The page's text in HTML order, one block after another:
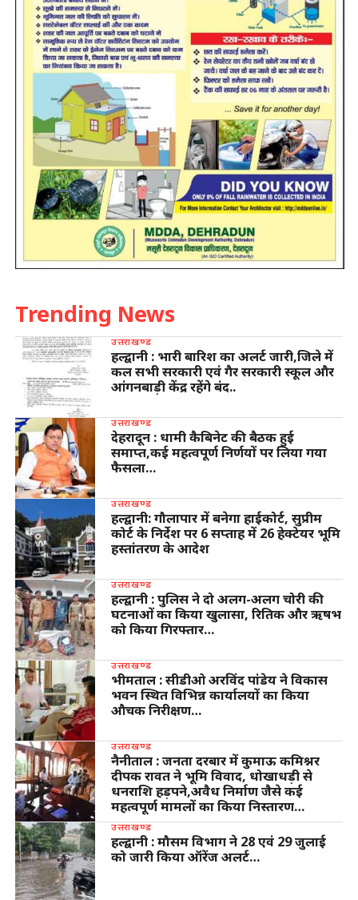
Trending News
उत्तराखण्ड
हल्द्वानी : भारी बारिश का अलर्ट जारी,जिले में
कल सभी सरकारी एवं गैर सरकारी स्कूल और
आंगनबाड़ी केंद्र रहेंगे बंद..
उत्तराखण्ड
देहरादून : धामी कैबिनेट की बैठक हुई
समाप्त,कई महत्वपूर्ण निर्णयों पर लिया गया
फैसला…
उत्तराखण्ड
हल्द्वानी: गौलापार में बनेगा हाईकोर्ट, सुप्रीम
कोर्ट के निर्देश पर 6 सप्ताह में 26 हेक्टेयर भूमि
हस्तांतरण के आदेश
उत्तराखण्ड
हल्द्वानी : पुलिस ने दो अलग-अलग चोरी की
घटनाओं का किया खुलासा, रितिक और ऋषभ
को किया गिरफ्तार…
उत्तराखण्ड
भीमताल : सीडीओ अरविंद पांडेय ने विकास
भवन स्थित विभिन्न कार्यालयों का किया
औचक निरीक्षण…
उत्तराखण्ड
नैनीताल : जनता दरबार में कुमाऊ कमिश्नर
दीपक रावत ने भूमि विवाद, धोखाधड़ी से
धनराशि हड़पने,अवैध निर्माण जैसे कई
महत्वपूर्ण मामलों का किया निस्तारण…
उत्तराखण्ड
हल्द्वानी : मौसम विभाग ने 28 एवं 29 जुलाई
को जारी किया ऑरेंज अलर्ट…